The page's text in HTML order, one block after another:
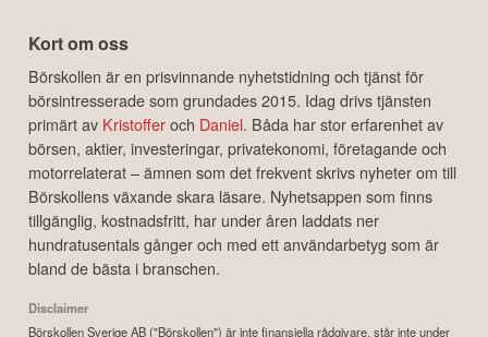
Kort om oss
Börskollen är en prisvinnande nyhetstidning och tjänst för
börsintresserade som grundades 2015. Idag drivs tjänsten
primärt av Kristofferoch Daniel. Båda har stor erfarenhet av
börsen, aktier, investeringar, privatekonomi, företagande och
motorrelaterat – ämnen som det frekvent skrivs nyheter om till
Börskollens växande skara läsare. Nyhetsappen som finns
tillgänglig, kostnadsfritt, har under åren laddats ner
hundratusentals gånger och med ett användarbetyg som är
bland de bästa i branschen.
Disclaimer
Börskollen Sverige AB ("Börskollen") är inte finansiella rådgivare, står inte under